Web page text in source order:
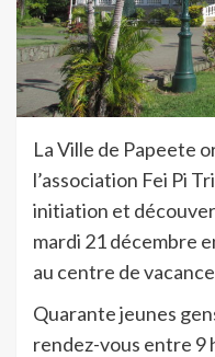
La Ville de Papeete
l’association Fei Pi
initiation et
mardi 21 décembre
au centre de
Quarante jeunes
rendez-vous entre 9